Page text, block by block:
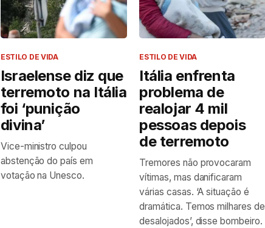
ESTILO DE VIDA
Israelense diz que
terremoto na Itália
foi ‘punição
divina’
Vice-ministro culpou
abstenção do país em
votação na Unesco.
ESTILO DE VIDA
Itália enfrenta
problema de
realojar 4 mil
pessoas depois
de terremoto
Tremores não provocaram
vítimas, mas danificaram
várias casas. ‘A situação é
dramática. Temos milhares de
desalojados’, disse bombeiro.